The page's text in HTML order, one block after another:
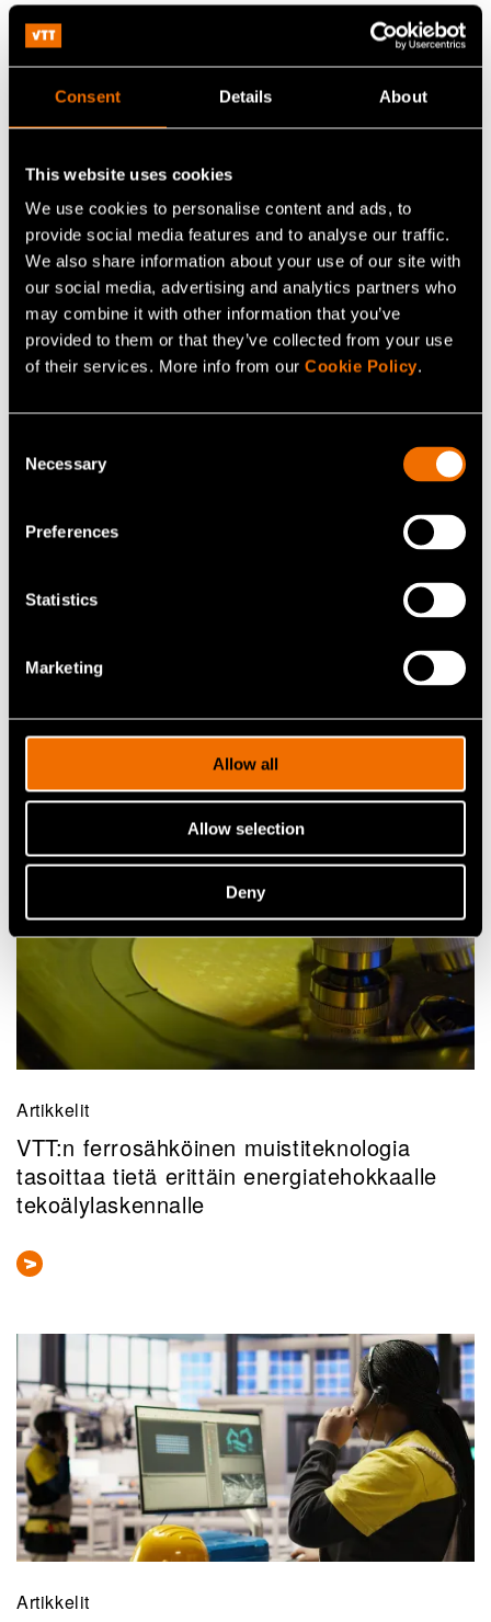
Consent Details About
This website uses cookies
We use cookies to personalise content and ads, to
provide social media features and to analyse our traffic.
We also share information about your use of our site with
our social media, advertising and analytics partners who
may combine it with other information that you’ve
provided to them or that they’ve collected from your use
of their services. More info from our Cookie Policy.
Selection
Necessary
Preferences
Statistics
Marketing
Allow all
Allow selection
Deny
Jatka lukemista
Palvelu: Turvallisuuskulttuurin arviointi ja
kehittäminen
Jaa
Lisää uutisia ja tarinoita
Antennin muodonmuutos: VTT:n uusi
tekniikka vie kohti 6G-aikakautta
Artikkelit
VTT:n ferrosähköinen muistiteknologia
tasoittaa tietä erittäin energiatehokkaalle
tekoälylaskennalle
Artikkelit